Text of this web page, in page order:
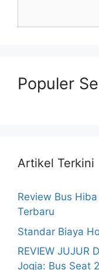
Populer
Artikel Terkini
Review Bus
Terbaru
Standar Biaya
REVIEW JUJUR
Jogja: Bus Seat